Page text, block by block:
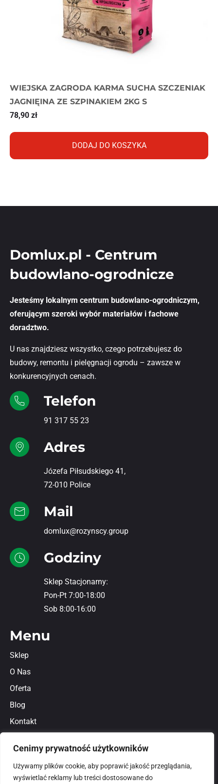
Cenimy prywatność użytkowników
Używamy plików cookie, aby poprawić jakość przeglądania,
wyświetlać reklamy lub treści dostosowane do
WIEJSKA ZAGRODA KARMA SUCHA SZCZENIAK
JAGNIĘINA ZE SZPINAKIEM 2KG S
78,90 zł
DODAJ DO KOSZYKA
Domlux.pl - Centrum
budowlano-ogrodnicze
Jesteśmy lokalnym centrum budowlano-ogrodniczym,
oferującym szeroki wybór materiałów i fachowe
doradztwo.
U nas znajdziesz wszystko, czego potrzebujesz do
budowy, remontu i pielęgnacji ogrodu – zawsze w
konkurencyjnych cenach.
Telefon
91 317 55 23
Adres
Józefa Piłsudskiego 41,
72-010 Police
Mail
domlux@rozynscy.group
Godziny
Sklep Stacjonarny:
Pon-Pt 7:00-18:00
Sob 8:00-16:00
Menu
Sklep
O Nas
Oferta
Blog
Kontakt
Polityka prywatności